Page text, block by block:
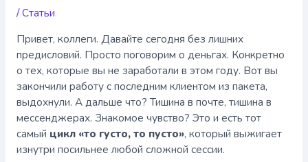
/Статьи
Привет, коллеги. Давайте сегодня без лишних
предисловий. Просто поговорим о деньгах. Конкретно
о тех, которые вы не заработали в этом году. Вот вы
закончили работу с последним клиентом из пакета,
выдохнули. А дальше что? Тишина в почте, тишина в
мессенджерах. Знакомое чувство? Это и есть тот
самый цикл «то густо, то пусто», который выжигает
изнутри посильнее любой сложной сессии.